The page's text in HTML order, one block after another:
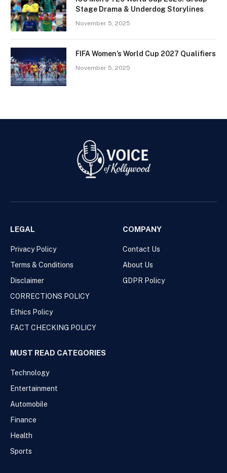
Stage Drama & Underdog Storylines
November 5, 2025
FIFA Women’s World Cup 2027 Qualifiers
November 5, 2025
LEGAL
Privacy Policy
Terms & Conditions
Disclaimer
CORRECTIONS POLICY
Ethics Policy
FACT CHECKING POLICY
COMPANY
Contact Us
About Us
GDPR Policy
MUST READ CATEGORIES
Technology
Entertainment
Automobile
Finance
Health
Sports